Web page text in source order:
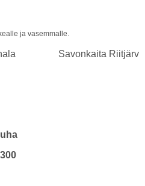
ja vasemmalle.
Savonkaita Riitjärvi